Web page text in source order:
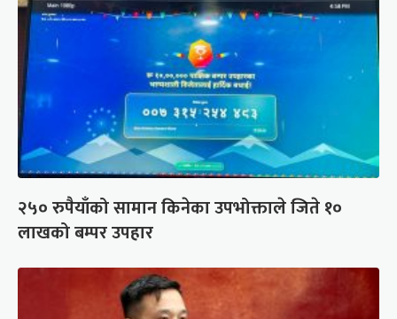
२५० रुपैयाँको सामान किनेका उपभोक्ताले जिते १०
लाखको बम्पर उपहार